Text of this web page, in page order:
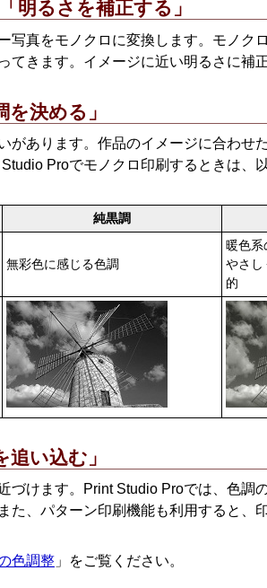
明るさを補正する」
写真をモノクロに変換します。 モノク
てきます。 イメージに近い明るさに補
決める」
があります。 作品のイメージに合わせ
Studio Proでモノクロ印刷するときは、
純黒調
無彩色に感じる色調
暖色系
やさし
的
い込む」
づけます。 Print Studio Proでは、色調
また、パターン印刷機能も利用すると、
色調整 」をご覧ください。